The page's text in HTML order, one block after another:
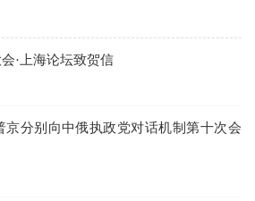
·上海论坛致贺信
京分别向中俄执政党对话机制第十次会